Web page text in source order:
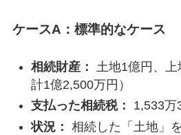
ケースA：標準的なケース
相続財産： 土地1億円、
計1億2,500万円）
支払った相続税：
1,533万
状況： 相続した「土地」